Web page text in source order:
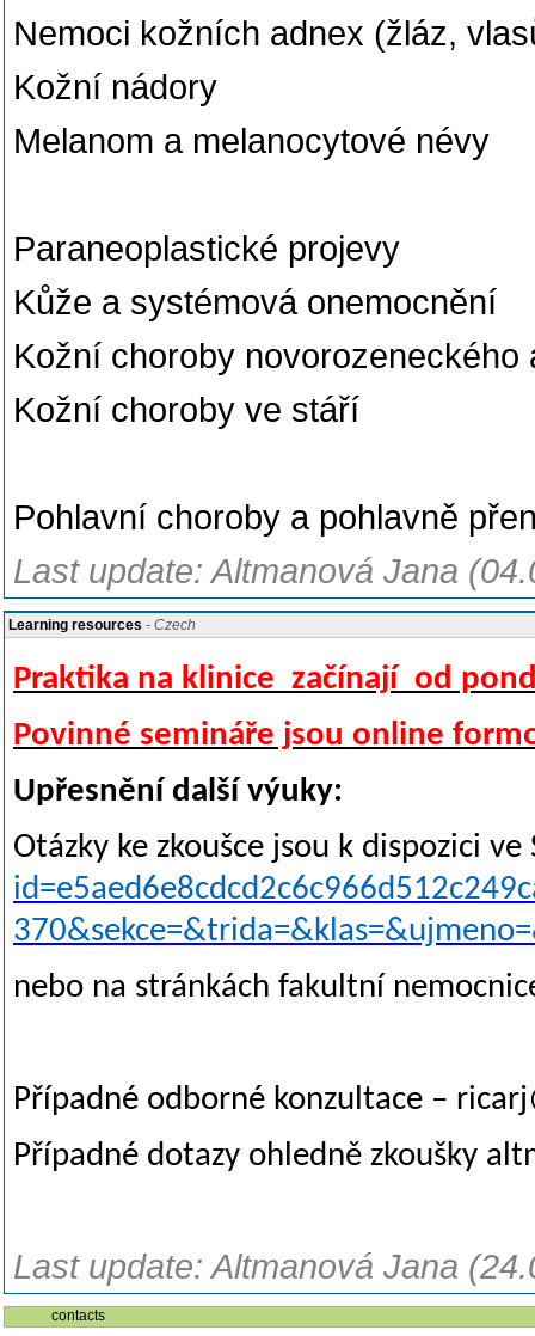
Nemoci kožních adnex (žláz,
Kožní nádory
Melanom a melanocytové névy
Paraneoplastické projevy
Kůže a systémová onemocnění
Kožní choroby novorozeneckého
Kožní choroby ve stáří
Pohlavní choroby a pohlavně
Last update: Altmanová Jana
Learning resources - Czech
Praktika na klinice začínají od
Povinné semináře jsou online
Upřesnění další výuky:
Otázky ke zkoušce jsou k dispozici
nebo na stránkách fakultní
Případné odborné konzultace –
Případné dotazy ohledně zkoušky
Last update: Altmanová Jana
contacts